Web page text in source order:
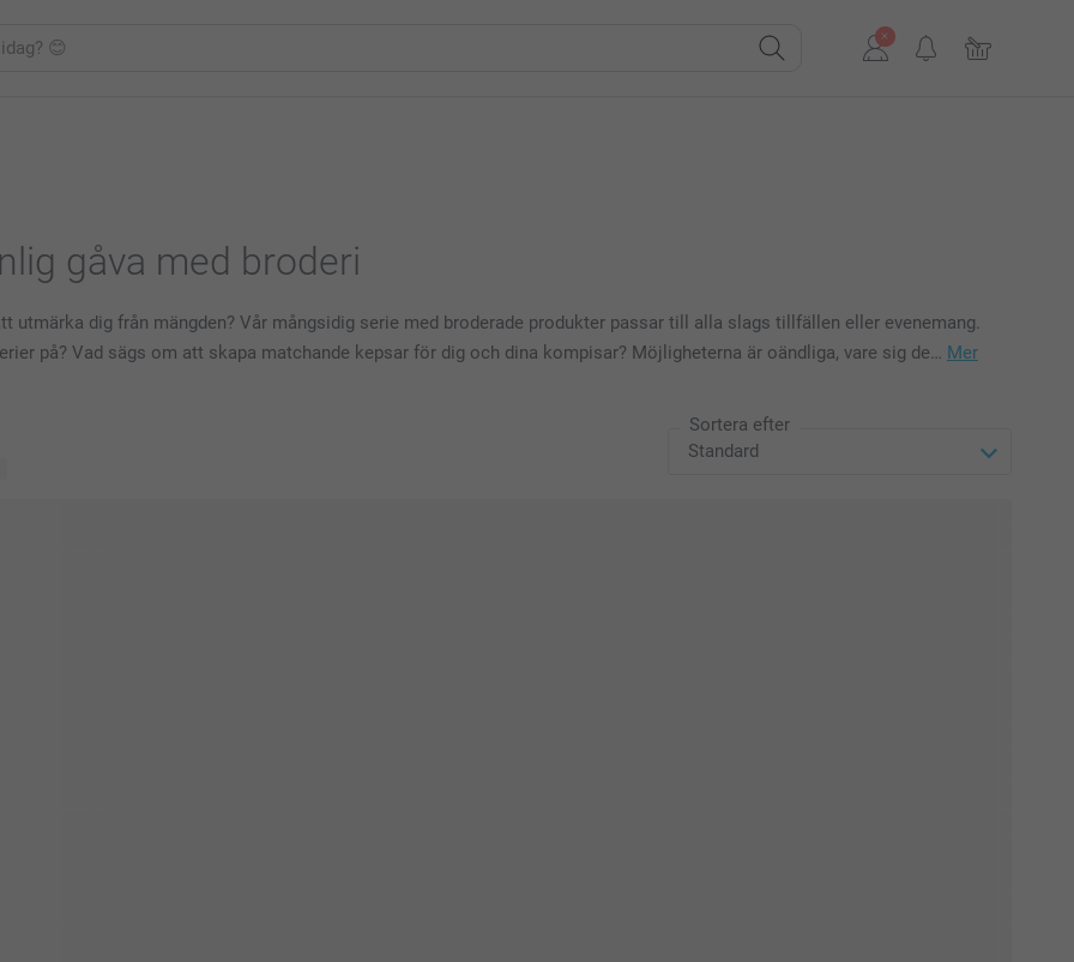
gåva med broderi
utmärka dig från mängden? Vår mångsidig serie med broderade produkter passar till alla slags tillfällen eller evenemang.
på? Vad sägs om att skapa matchande kepsar för dig och dina kompisar? Möjligheterna är oändliga, vare sig de… Mer
Sortera efter